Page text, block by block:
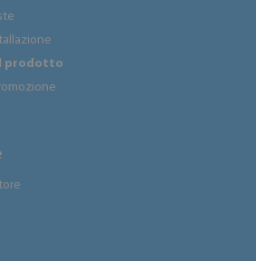
prodotto